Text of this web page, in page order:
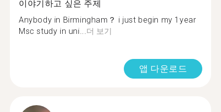
이야기하고 싶은 주제
Anybody in Birmingham？ i just begin my 1year
Msc study in uni...더 보기
앱 다운로드